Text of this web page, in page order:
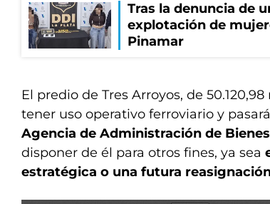
Tras la denuncia de
explotación de
Pinamar
El predio de Tres Arroyos, de
tener uso operativo ferroviario y
Agencia de Administración de
disponer de él para otros fines, ya sea
estratégica o una futura